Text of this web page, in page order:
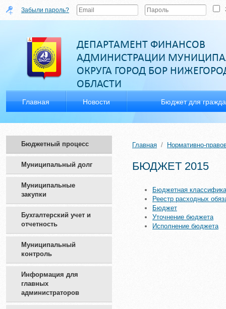
Бюджетный процесс
Муниципальный долг
Муниципальные
закупки
Бухгалтерский учет и
отчетность
Муниципальный
контроль
Информация для
главных
администраторов
Главная / Нормативно-
БЮДЖЕТ 2015
Бюджетная
Реестр расходных
Бюджет
Уточнение бюджета
Исполнение бюджета
Забыли пароль?
ДЕПАРТАМЕНТ ФИНАНСОВ
АДМИНИСТРАЦИИ
ОКРУГА ГОРОД БОР
ОБЛАСТИ
Главная Новости Бюджет для